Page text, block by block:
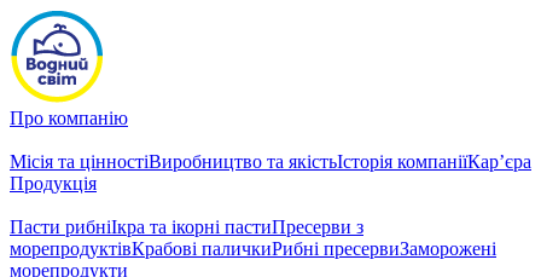
Про компанію
Місія та цінностіВиробництво та якістьІсторія компаніїКар’єра
Продукція
Пасти рибніІкра та ікорні пастиПресерви з
морепродуктівКрабові паличкиРибні пресервиЗаморожені
морепродукти